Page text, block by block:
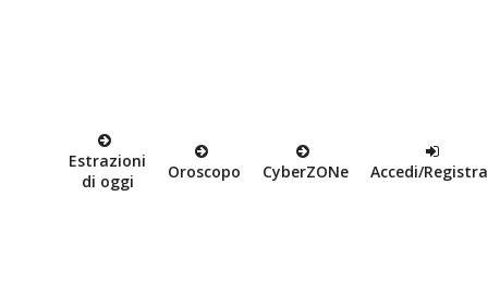
Estrazioni
di oggi
Oroscopo CyberZONe Accedi/